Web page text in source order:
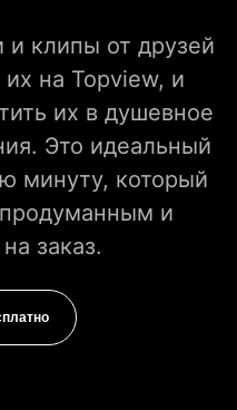
и клипы от друзей
их на Topview, и
их в душевное
Это идеальный
минуту, который
и
заказ.